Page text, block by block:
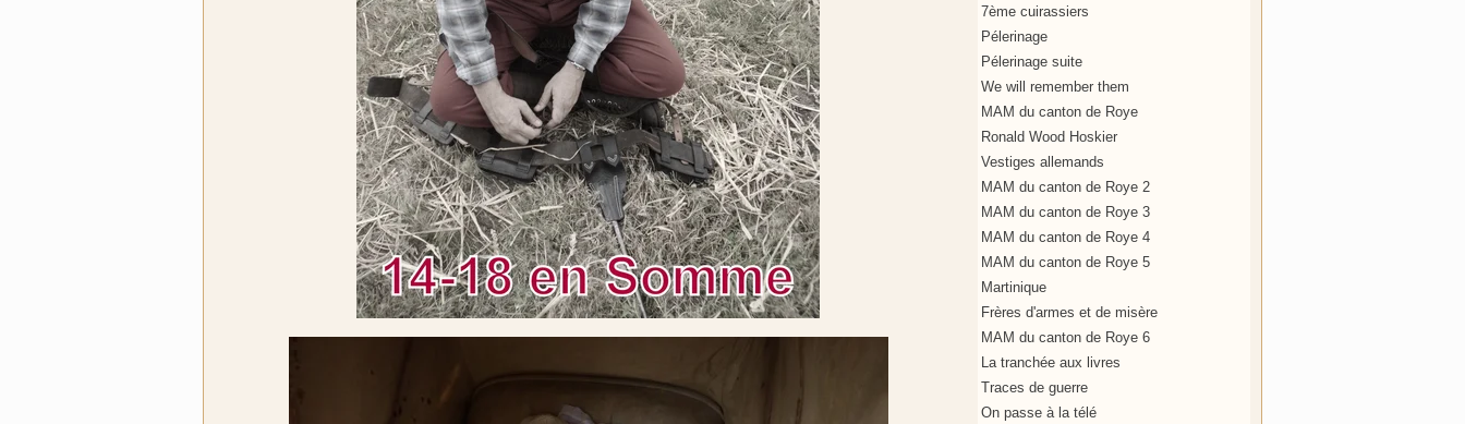
7ème cuirassiers
Pélerinage
Pélerinage suite
We will remember them
MAM du canton de Roye
Ronald Wood Hoskier
Vestiges allemands
MAM du canton de Roye 2
MAM du canton de Roye 3
MAM du canton de Roye 4
MAM du canton de Roye 5
Martinique
Frères d'armes et de misère
MAM du canton de Roye 6
La tranchée aux livres
Traces de guerre
On passe à la télé